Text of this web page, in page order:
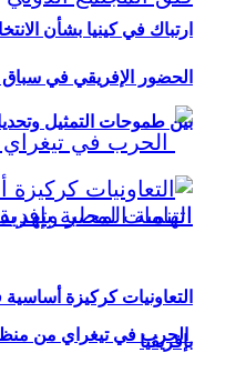
ارتباك في كينيا بشأن الانتخابات
الحرب في تيغراي من
الحضور الإفريقي في سباق
بين طموحات التمثيل
التعاونيات كركيزة أساسية
بإفريقيا